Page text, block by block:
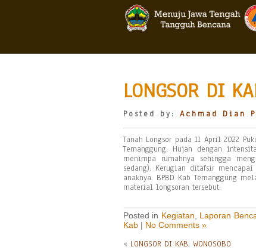
LONGSOR DI
Posted by: Achmad Dian
Tanah Longsor pada 11 April 2022
Temanggung. Hujan dengan
menimpa rumahnya sehingga
sedang). Kerugian ditafsir
anaknya. BPBD Kab Temanggung
material longsoran tersebut.
Posted in Kegiatan Laporan
Kab | No Comments »
« LONGSOR DI KAB. WONOSOBO